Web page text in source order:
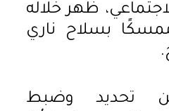
ظهر خلاله
بسلاح ناري
تحديد وضبط